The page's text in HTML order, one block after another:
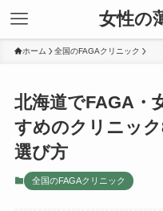
女性の
ホーム 全国のFAGAクリニック
北海道でFAGA・
すめのクリニック
選び方
全国のFAGAクリニック